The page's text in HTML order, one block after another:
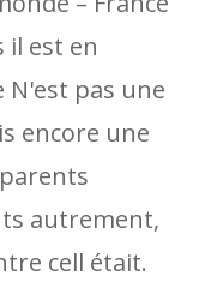
il est en
pas une
encore une
autrement,
cell était.